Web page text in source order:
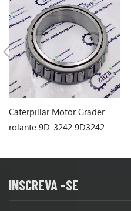
Caterpillar Motor Grader
rolante 9D-3242 9D3242
INSCREVA -SE